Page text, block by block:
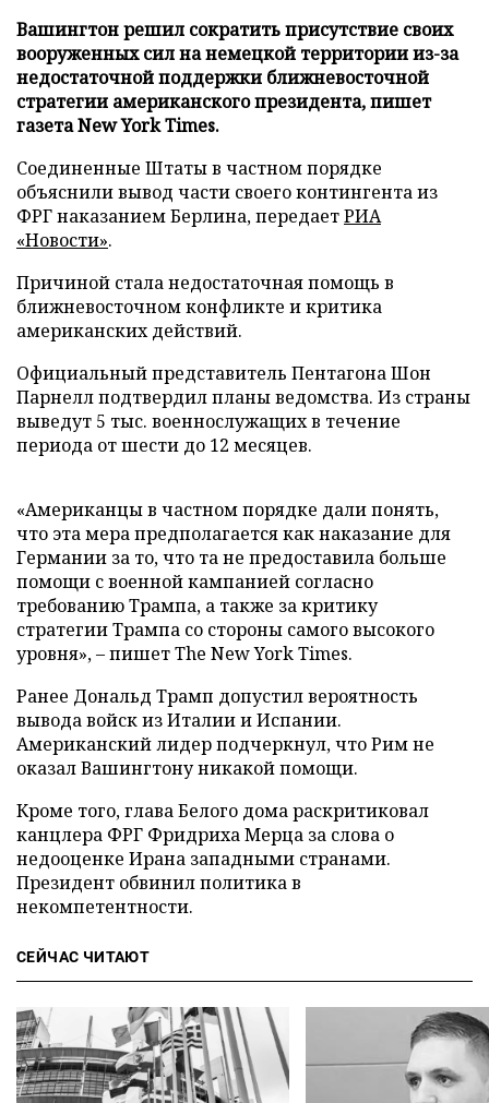
Вашингтон решил сократить присутствие своих
вооруженных сил на немецкой территории из-за
недостаточной поддержки ближневосточной
стратегии американского президента, пишет
газета New York Times.
Соединенные Штаты в частном порядке
объяснили вывод части своего контингента из
ФРГ наказанием Берлина, передаетРИА
«Новости».
Причиной стала недостаточная помощь в
ближневосточном конфликте и критика
американских действий.
Официальный представитель Пентагона Шон
Парнелл подтвердил планы ведомства. Из страны
выведут 5 тыс. военнослужащих в течение
периода от шести до 12 месяцев.
«Американцы в частном порядке дали понять,
что эта мера предполагается как наказание для
Германии за то, что та не предоставила больше
помощи с военной кампанией согласно
требованию Трампа, а также за критику
стратегии Трампа со стороны самого высокого
уровня», – пишет The New York Times.
Ранее Дональд Трамп допустил вероятность
вывода войск из Италии и Испании.
Американский лидер подчеркнул, что Рим не
оказал Вашингтону никакой помощи.
Кроме того, глава Белого дома раскритиковал
канцлера ФРГ Фридриха Мерца за слова о
недооценке Ирана западными странами.
Президент обвинил политика в
некомпетентности.
СЕЙЧАС ЧИТАЮТ